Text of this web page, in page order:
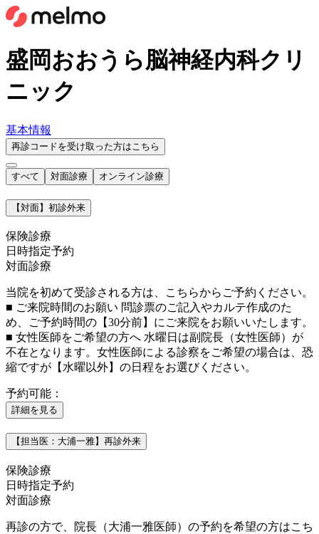
盛岡おおうら脳神経内科クリ
ニック
基本情報
再診コードを受け取った方はこちら
すべて 対面診療 オンライン診療
【対面】初診外来
保険診療
日時指定予約
対面診療
当院を初めて受診される方は、こちらからご予約ください。
■ ご来院時間のお願い 問診票のご記入やカルテ作成のた
め、ご予約時間の【30分前】にご来院をお願いいたします。
■ 女性医師をご希望の方へ 水曜日は副院長（女性医師）が
不在となります。女性医師による診察をご希望の場合は、恐
縮ですが【水曜以外】の日程をお選びください。
予約可能：
詳細を見る
【担当医：大浦一雅】再診外来
保険診療
日時指定予約
対面診療
再診の方で、院長（大浦一雅医師）の予約を希望の方はこち